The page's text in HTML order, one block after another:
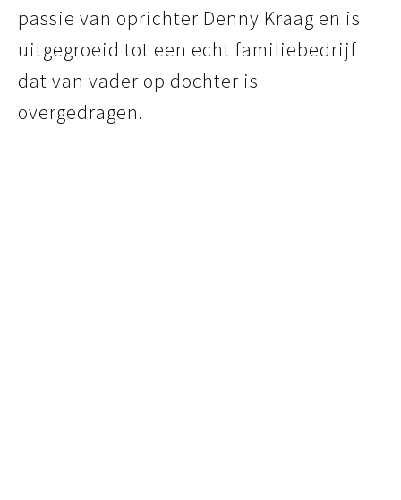
passie van oprichter Denny Kraag en is
uitgegroeid tot een echt familiebedrijf
dat van vader op dochter is
overgedragen.